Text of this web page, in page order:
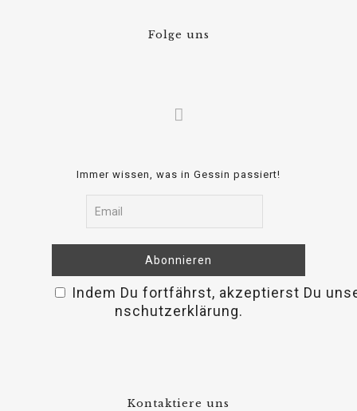
Folge uns
Immer wissen, was in Gessin passiert!
Indem Du fortfährst, akzeptierst Du
osteopathe-nyon-cabinet-monney
nschutzerklärung.
Kontaktiere uns